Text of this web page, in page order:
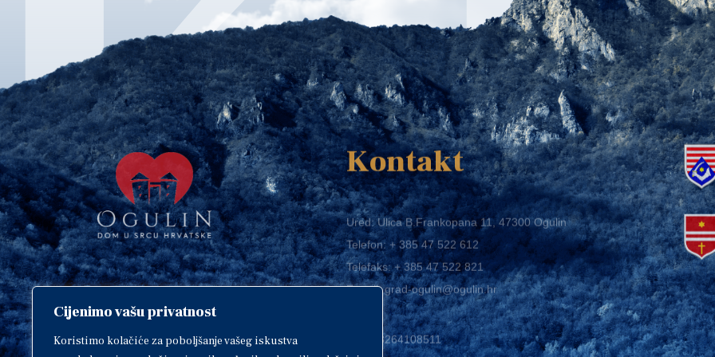
Cijenimo vašu privatnost
Koristimo kolačiće za poboljšanje vašeg iskustva
Copyright © 2018. Grad Ogulin,
sva prava pridržana.
Kontakt
Ured: Ulica B.Frankopana 11, 47300 Ogulin
Telefon:+ 385 47 522 612
Telefaks:+ 385 47 522 821
E-mail:grad-ogulin@ogulin.hr
OIB: 58264108511
IBAN: HR1424020061829700009